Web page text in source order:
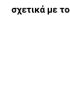
σχετικά με το